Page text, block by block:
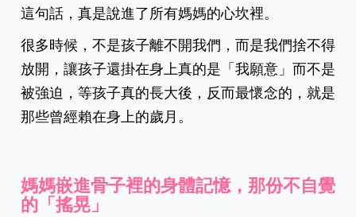
這句話，真是說進了所有媽媽的心坎裡。
很多時候，不是孩子離不開我們，而是我們捨不得
放開，讓孩子還掛在身上真的是「我願意」而不是
被強迫，等孩子真的長大後，反而最懷念的，就是
那些曾經賴在身上的歲月。
媽媽嵌進骨子裡的身體記憶，那份不自覺
的「搖晃」